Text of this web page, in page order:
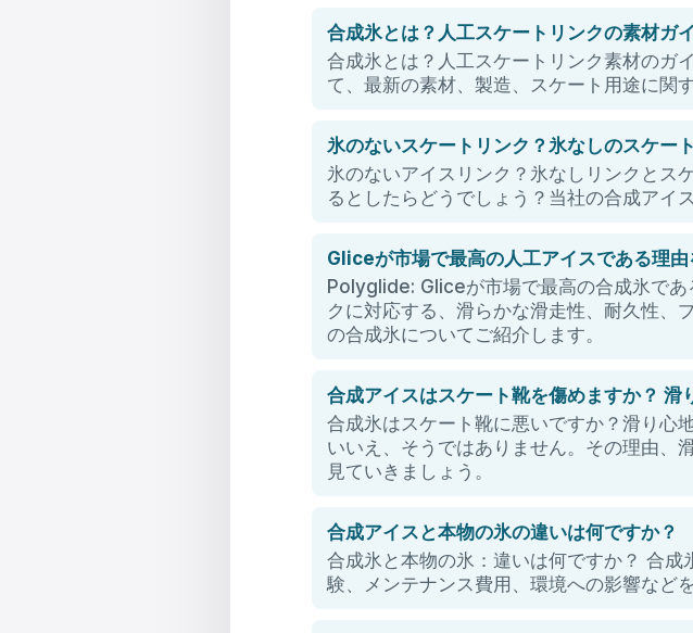
合成氷とは？人工スケートリンクの素材ガ
合成氷とは？人工スケートリンク素材のガ
て、最新の素材、製造、スケート用途に関
氷のないスケートリンク？氷なしのスケー
氷のないアイスリンク？氷なしリンクとス
るとしたらどうでしょう？当社の合成アイ
Gliceが市場で最高の人工アイスである理
Polyglide: Gliceが市場で最高の合成氷で
クに対応する、滑らかな滑走性、耐久性、
の合成氷についてご紹介します。
合成アイスはスケート靴を傷めますか？ 滑
合成氷はスケート靴に悪いですか？滑り心
いいえ、そうではありません。その理由、
見ていきましょう。
合成アイスと本物の氷の違いは何ですか？
合成氷と本物の氷：違いは何ですか？ 合
験、メンテナンス費用、環境への影響など